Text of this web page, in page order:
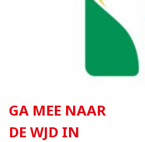
GA MEE NAAR
DE WJD IN